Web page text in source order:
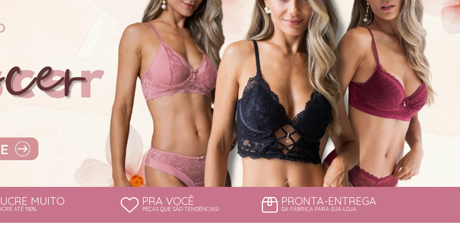
MUITO
ATÉ 150%
PRA VOCÊ
PEÇAS QUE SÃO TENDÊNCIAS!
PRONTA-ENTREGA
DA FÁBRICA PARA SUA LOJA